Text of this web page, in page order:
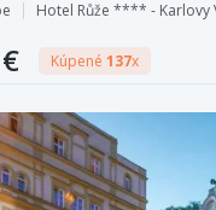
lázní + plná
Hotel Růže **** - Karlovy
Kúpené 137x